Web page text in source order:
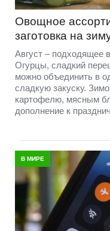
Овощное
заготовка на
Август – подходящее
Огурцы, сладкий
можно объединить в
сладкую закуску.
картофелю, мясным
дополнение к
В МИРЕ